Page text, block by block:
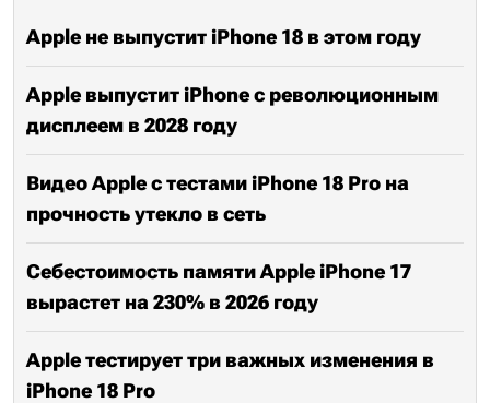
Apple не выпустит iPhone 18 в этом году
Apple выпустит iPhone с революционным
дисплеем в 2028 году
Видео Apple с тестами iPhone 18 Pro на
прочность утекло в сеть
Себестоимость памяти Apple iPhone 17
вырастет на 230% в 2026 году
Apple тестирует три важных изменения в
iPhone 18 Pro